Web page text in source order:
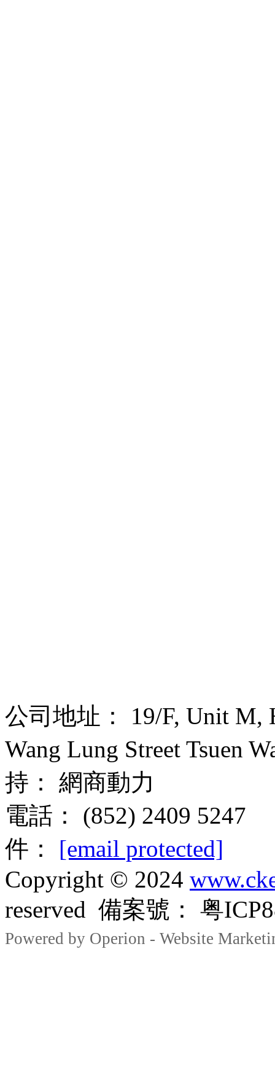
公司地址： 19/F, Unit M,
Wang Lung Street Tsuen
持： 網商動力
電話： (852) 2409
件： [email protected]
Copyright © 2024
reserved 備案號： 粤
Powered by Operion - Website